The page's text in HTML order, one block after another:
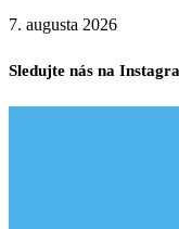
7. augusta 2026
Sledujte nás na